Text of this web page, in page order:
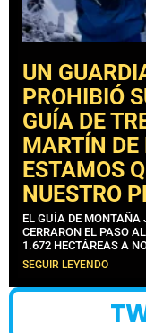
UN
PROHIBIÓ
GUÍA DE
MARTÍN DE
ESTAMOS
NUESTRO
EL GUÍA DE MONTAÑA
CERRARON EL PASO
1.672 HECTÁREAS A
SEGUIR LEYENDO